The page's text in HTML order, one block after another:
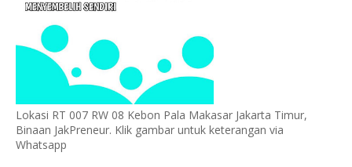
Lokasi RT 007 RW 08 Kebon Pala Makasar Jakarta Timur,
Binaan JakPreneur. Klik gambar untuk keterangan via
Whatsapp